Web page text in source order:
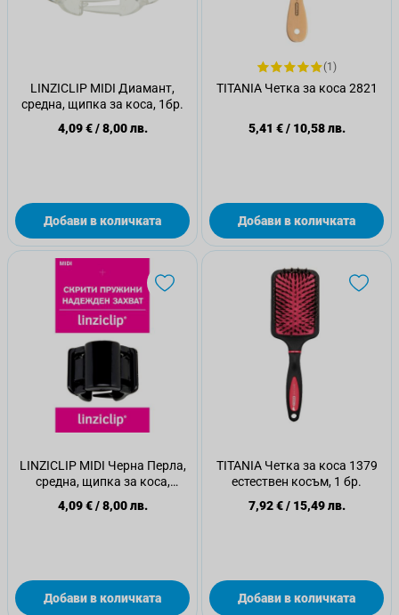
LINZICLIP MIDI Диамант,
средна, щипка за коса, 1бр.
4,09 €/8,00 лв.
Добави в количката
(1)
TITANIA Четка за коса 2821
5,41 €/ 10,58 лв.
Добави в количката
LINZICLIP MIDI Черна Перла,
средна, щипка за коса,
4,09 €/8,00 лв.
Добави в количката
TITANIA Четка за коса 1379
естествен косъм, 1 бр.
7,92 €/ 15,49 лв.
Добави в количката